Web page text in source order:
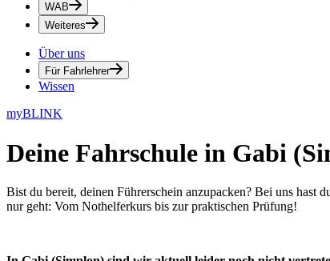
WAB
Weiteres
Über uns
Für Fahrlehrer
Wissen
myBLINK
Deine Fahrschule in Gabi
Bist du bereit, deinen Führerschein anzupacken? Bei uns hast
nur geht: Vom Nothelferkurs bis zur praktischen Prüfung!